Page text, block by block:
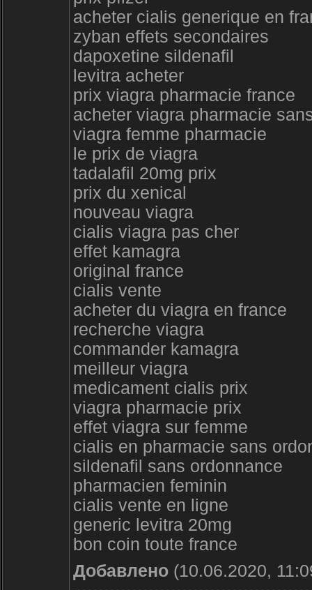
acheter cialis generique en
zyban effets secondaires
dapoxetine sildenafil
levitra acheter
prix viagra pharmacie france
acheter viagra pharmacie
viagra femme pharmacie
le prix de viagra
tadalafil 20mg prix
prix du xenical
nouveau viagra
cialis viagra pas cher
effet kamagra
original france
cialis vente
acheter du viagra en france
recherche viagra
commander kamagra
meilleur viagra
medicament cialis prix
viagra pharmacie prix
effet viagra sur femme
cialis en pharmacie sans
sildenafil sans ordonnance
pharmacien feminin
cialis vente en ligne
generic levitra 20mg
bon coin toute france
Добавлено (10.06.2020,